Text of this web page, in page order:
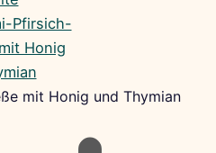
mit Honig und Thymian